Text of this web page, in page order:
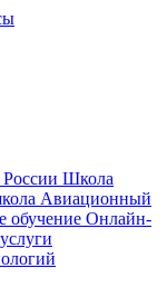
Школа
Авиационный
обучение Онлайн-